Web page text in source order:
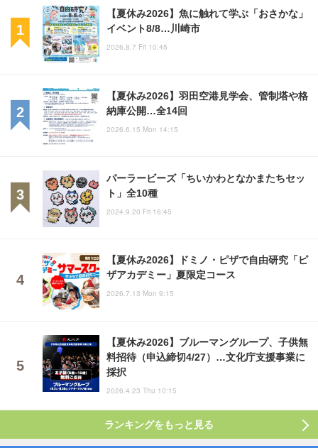
【夏休み2026】魚に触れて学ぶ「おさかな」
イベント8/8…川崎市
2026.8.7 Fri 10:45
【夏休み2026】羽田空港見学会、管制塔や格
納庫公開…全14回
2026.6.15 Mon 14:15
パーラービーズ「ちいかわとなかまたちセッ
ト」全10種
2024.9.20 Fri 16:45
【夏休み2026】ドミノ・ピザで自由研究「ピ
ザアカデミー」夏限定コース
2026.7.13 Mon 9:15
【夏休み2026】ブルーマングループ、子供無
料招待（申込締切4/27）…文化庁支援事業に
採択
2026.4.23 Thu 10:15
ランキングをもっと見る